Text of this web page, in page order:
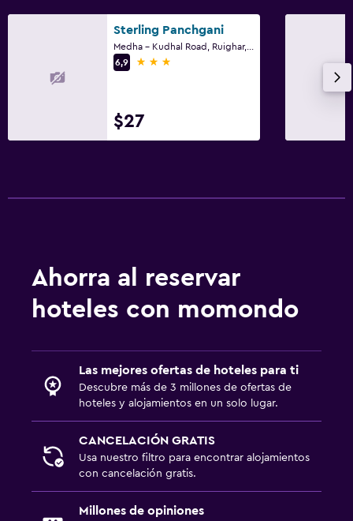
Sterling Panchgani
6,9
3 estrellas
$27
Ahorra al reservar
hoteles con momondo
Las mejores ofertas de hoteles para ti
Descubre más de 3 millones de ofertas de
hoteles y alojamientos en un solo lugar.
CANCELACIÓN GRATIS
Usa nuestro filtro para encontrar alojamientos
con cancelación gratis.
Millones de opiniones